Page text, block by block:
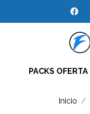
PACKS OFERTA
Inicio